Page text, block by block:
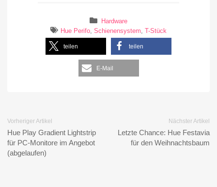
Hardware
Hue Perifo,Schienensystem,T-Stück
teilen teilen
E-Mail
Vorheriger Artikel
Hue Play Gradient Lightstrip
für PC-Monitore im Angebot
(abgelaufen)
Nächster Artikel
Letzte Chance: Hue Festavia
für den Weihnachtsbaum